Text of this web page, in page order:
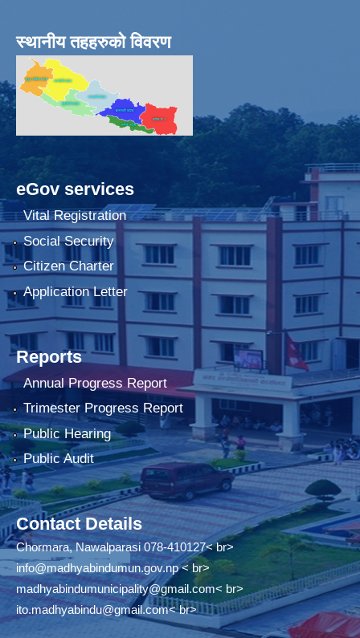
स्थानीय तहहरुको विवरण
eGov services
Vital Registration
Social Security
Citizen Charter
Application Letter
Reports
Annual Progress Report
Trimester Progress Report
Public Hearing
Public Audit
Contact Details
Chormara, Nawalparasi 078-410127< br>
info@madhyabindumun.gov.np< br>
madhyabindumunicipality@gmail.com< br>
ito.madhyabindu@gmail.com< br>